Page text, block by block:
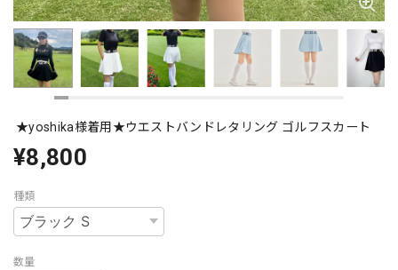
★yoshika様着用★ウエストバンドレタリング ゴルフスカート
¥8,800
種類
数量